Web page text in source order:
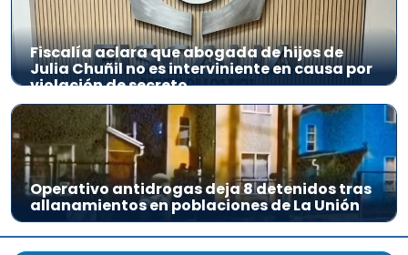
Fiscalía aclara que abogada de hijos de
Julia Chuñil no es interviniente en causa por
violación de secreto
Operativo antidrogas deja 8 detenidos tras
allanamientos en poblaciones de La Unión